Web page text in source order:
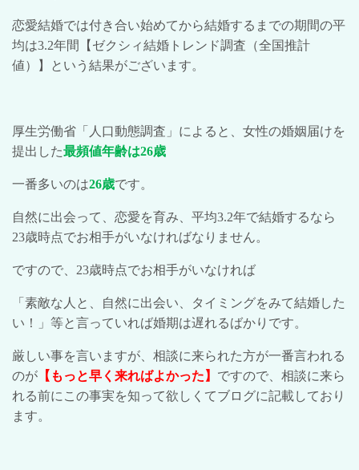
恋愛結婚では付き合い始めてから結婚するまでの期間の平
均は3.2年間【ゼクシィ結婚トレンド調査（全国推計
値）】という結果がございます。
厚生労働省「人口動態調査」によると、女性の婚姻届けを
提出した最頻値年齢は26歳
一番多いのは26歳です。
自然に出会って、恋愛を育み、平均3.2年で結婚するなら
23歳時点でお相手がいなければなりません。
ですので、 23歳時点でお相手がいなければ
「素敵な人と、自然に出会い、タイミングをみて結婚した
い！」等と言っていれば婚期は遅れるばかりです。
厳しい事を言いますが、相談に来られた方が一番言われる
のが 【もっと早く来ればよかった】 ですので、相談に来ら
れる前にこの事実を知って欲しくてブログに記載しており
ます。